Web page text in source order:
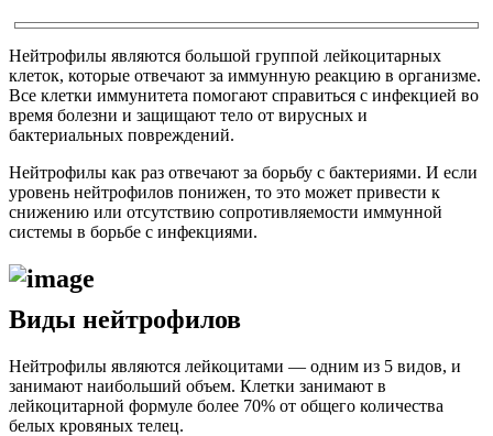
Нейтрофилы являются большой группой лейкоцитарных
клеток, которые отвечают за иммунную реакцию в организме.
Все клетки иммунитета помогают справиться с инфекцией во
время болезни и защищают тело от вирусных и
бактериальных повреждений.
Нейтрофилы как раз отвечают за борьбу с бактериями. И если
уровень нейтрофилов понижен, то это может привести к
снижению или отсутствию сопротивляемости иммунной
системы в борьбе с инфекциями.
Виды нейтрофилов
Нейтрофилы являются лейкоцитами — одним из 5 видов, и
занимают наибольший объем. Клетки занимают в
лейкоцитарной формуле более 70% от общего количества
белых кровяных телец.